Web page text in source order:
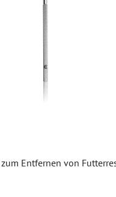
Entfernen von